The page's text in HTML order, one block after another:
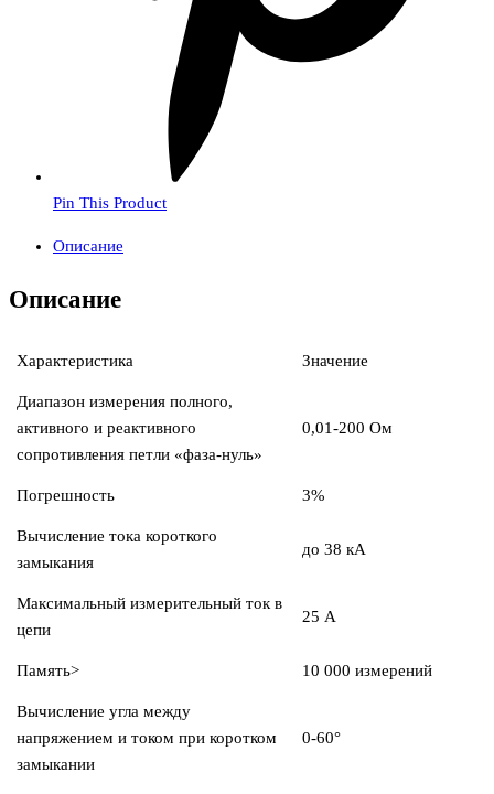
Pin This Product
Описание
Описание
Характеристика Значение
Диапазон измерения полного,
активного и реактивного
сопротивления петли «фаза-нуль»
0,01-200 Ом
Погрешность 3%
Вычисление тока короткого
замыкания
до 38 кА
Максимальный измерительный ток в
цепи
25 А
Память> 10 000 измерений
Вычисление угла между
напряжением и током при коротком
замыкании
0-60°